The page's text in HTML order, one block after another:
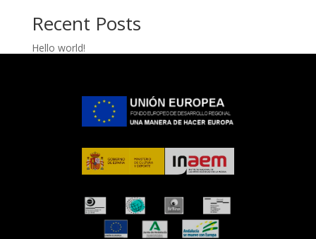
Recent Posts
Hello world!
A WordPress CommenterenHello world!